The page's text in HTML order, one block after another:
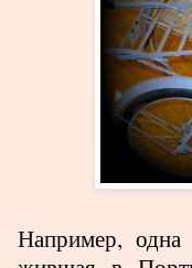
Например, одна